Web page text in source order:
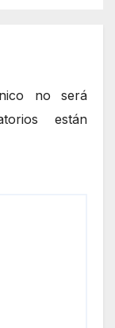
no será
están